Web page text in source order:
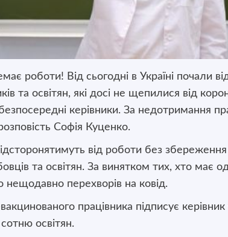
роботи! Від сьогодні в Україні почали
та освітян, які досі не щепилися від
керівники. За недотримання
Софія Куценко.
відсторонятимуть від роботи без
та освітян. За винятком тих, хто має
нещодавно перехворів на ковід.
працівника підписує керівник
освітян.